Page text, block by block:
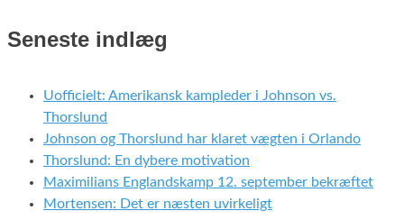
Seneste indlæg
Uofficielt: Amerikansk kampleder i Johnson vs.
Thorslund
Johnson og Thorslund har klaret vægten i Orlando
Thorslund: En dybere motivation
Maximilians Englandskamp 12. september bekræftet
Mortensen: Det er næsten uvirkeligt